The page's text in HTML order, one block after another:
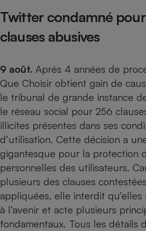
Twitter condamné
clauses abusives
9 août. Après 4 années de
Que Choisir obtient gain de
le tribunal de grande instance
le réseau social pour 256
illicites présentes dans ses
d’utilisation. Cette décision a
gigantesque pour la protection
personnelles des utilisateurs.
plusieurs des clauses
appliquées, elle interdit qu’elles
à l’avenir et acte plusieurs
fondamentaux. Tous les détails